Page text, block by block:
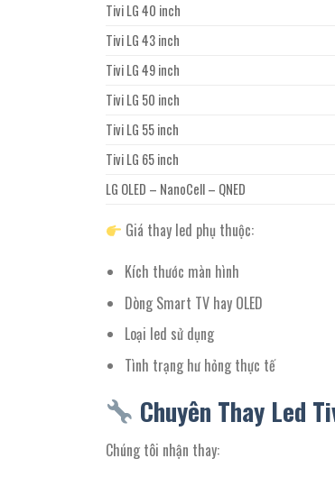
Tivi LG 40 inch
Tivi LG 43 inch
Tivi LG 49 inch
Tivi LG 50 inch
Tivi LG 55 inch
Tivi LG 65 inch
LG OLED – NanoCell – QNED
Giá thay led phụ thuộc:
Kích thước màn hình
Dòng Smart TV hay OLED
Loại led sử dụng
Tình trạng hư hỏng thực tế
Chuyên Thay Led
Chúng tôi nhận thay: